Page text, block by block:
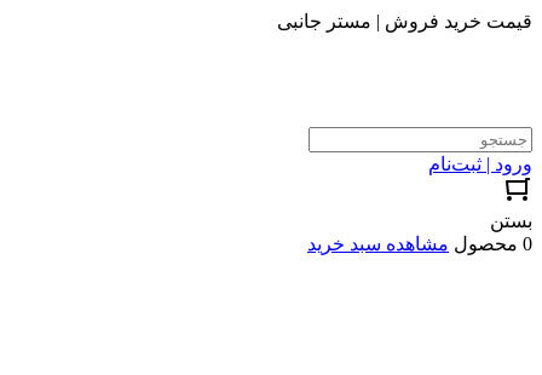
قیمت خرید فروش | مستر جانبی
ورود | ثبت‌نام
بستن
0 محصول
مشاهده سبد خرید